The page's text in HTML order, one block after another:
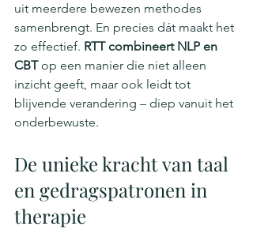
uit meerdere bewezen methodes
samenbrengt. En precies dát maakt het
zo effectief. RTT combineert NLP en
CBT op een manier die niet alleen
inzicht geeft, maar ook leidt tot
blijvende verandering – diep vanuit het
onderbewuste.
De unieke kracht van taal
en gedragspatronen in
therapie